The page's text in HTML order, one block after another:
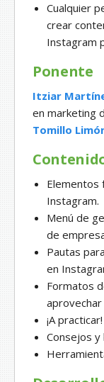
Cualquier
crear
Instagram
Ponente
Itziar
en marketing
Tomillo
Elementos
Instagram.
Menú de
de
Pautas
en
Formatos
aprovechar
¡A practicar!
Consejos y